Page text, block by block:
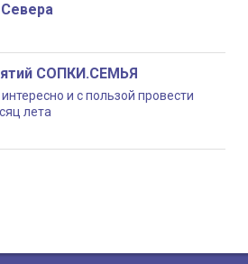
СОПКИ.СЕМЬЯ
и с пользой провести
лета